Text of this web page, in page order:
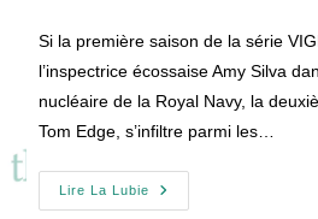
publication :
Si la première saison de la série
l’inspectrice écossaise Amy Silva
nucléaire de la Royal Navy, la
Tom Edge, s’infiltre parmi les…
Lire La Lubie
VIGIL
Saison